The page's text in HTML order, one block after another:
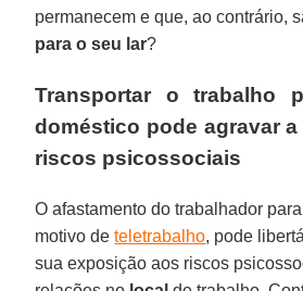
permanecem e que, ao contrário,
para o seu lar?
Transportar o trabalho
doméstico pode agravar
riscos psicossociais
O afastamento do trabalhador
motivo deteletrabalho, pode
sua exposição aos riscos